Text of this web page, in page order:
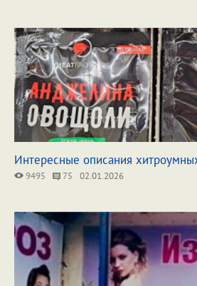
Интересные описания
9495 75 02.01.2026